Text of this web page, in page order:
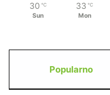
30 ℃
Sun
33 ℃
Mon
Popularno